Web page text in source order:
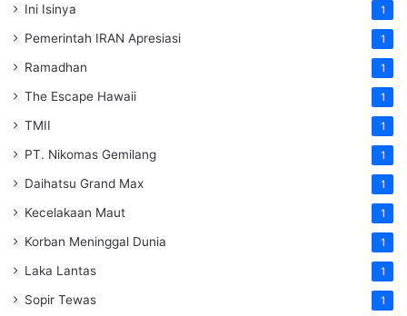
Ini Isinya 1
Pemerintah IRAN Apresiasi 1
Ramadhan 1
The Escape Hawaii 1
TMII 1
PT. Nikomas Gemilang 1
Daihatsu Grand Max 1
Kecelakaan Maut 1
Korban Meninggal Dunia 1
Laka Lantas 1
Sopir Tewas 1